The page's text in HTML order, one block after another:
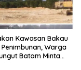
Kawasan Bakau
Warga
Batam Minta